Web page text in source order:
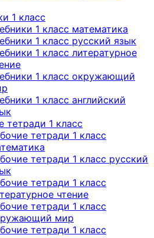
1 класс
1 класс математика
1 класс русский язык
1 класс литературное
1 класс окружающий
1 класс английский
тетради 1 класс
тетради 1 класс
тетради 1 класс русский
тетради 1 класс
чтение
тетради 1 класс
мир
тетради 1 класс